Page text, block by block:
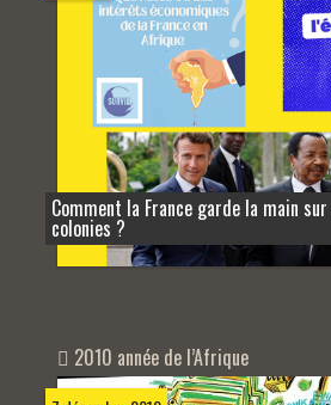
Comment la France garde la main
colonies ?
2010 année de l’Afrique